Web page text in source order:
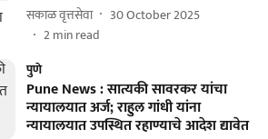
सकाळ वृत्तसेवा
30 October 2025
2min read
पुणे
Pune News : सात्यकी सावरकर यांचा
न्यायालयात अर्ज; राहुल गांधी यांना
न्यायालयात उपस्थित रहाण्याचे आदेश द्यावेत